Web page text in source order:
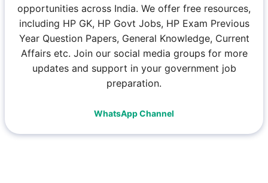
opportunities across India. We offer free resources,
including HP GK, HP Govt Jobs, HP Exam Previous
Year Question Papers, General Knowledge, Current
Affairs etc. Join our social media groups for more
updates and support in your government job
preparation.
WhatsApp Channel